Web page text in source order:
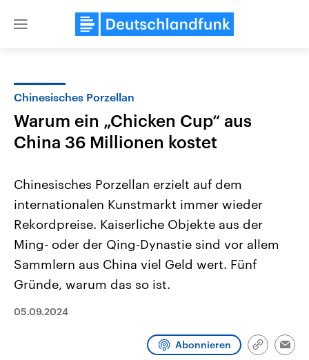
Close
Landtagswahl Sachsen-Anhalt
2026
Alle Informationen
September 2026 einen neuen
Bundesland von einer Koalition aus
CDU, SPD und FDP regiert.-
Wahlprogramme, aktuelle Berichte
und Hintergründe zu den Parteien
USA
Aktuelle Beiträge,
Hintergründe
Programm Podcasts
Chinesisches Porzellan
Warum ein „Chicken Cup“ aus
China 36 Millionen kostet
Chinesisches Porzellan erzielt auf dem
internationalen Kunstmarkt immer wieder
Rekordpreise. Kaiserliche Objekte aus der
Ming- oder der Qing-Dynastie sind vor allem
Sammlern aus China viel Geld wert. Fünf
Gründe, warum das so ist.
05.09.2024
Abonnieren
Link